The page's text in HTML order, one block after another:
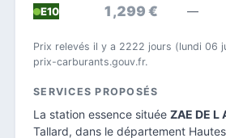
E10 1,299 € —
Prix relevés il y a 2222 jours (lundi 06
prix-carburants.gouv.fr.
SERVICES PROPOSÉS
La station essence située ZAE DE L
Tallard, dans le département